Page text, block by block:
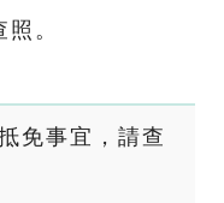
。
免事宜，請查